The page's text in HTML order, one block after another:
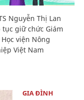
Nguyễn Thị Lan
tục giữ chức Giám
viện Nông
Việt Nam
GIA ĐÌNH